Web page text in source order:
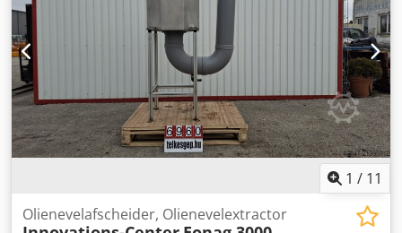
de laadvloer bij 6 km/u. Afmetingen: 5000 mm lang, 2200
mm breed en 680 mm hoog. Transportvloer van
vurenhout, 40 mm tand en groef Superelastische banden
met profiel 23x10-12 met stalen sweeps, kegellager aan
beide zijden afgedicht met Nilos-ring Dissel met
valbeveiliging en hoogteverstelling trekoog 40 mm. Cjdsrcf
H Uspfx Alworf Sturen; Knokkelbesturing op alle wielen.
Veiligheid: Vijf lasbeugels aan iedere lange zijde (zie
ladingzekering en dubbelwerkende wielkeggen
gemonteerd op het frame). Verf: Geeloranje RAL 2000 1 / 11
Olienevelafscheider, Olienevelextractor